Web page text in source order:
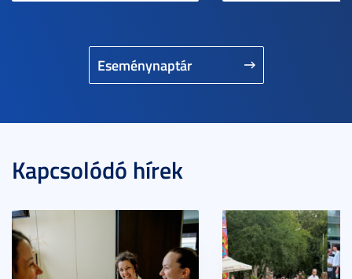
Eseménynaptár
Kapcsolódó hírek